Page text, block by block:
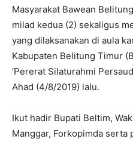
Masyarakat Bawean
milad kedua (2) sekaligus
yang dilaksanakan di aula
Kabupaten Belitung Timur
‘Pererat Silaturahmi
Ahad (4/8/2019) lalu.
Ikut hadir Bupati Beltim,
Manggar, Forkopimda serta